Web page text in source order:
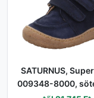
SATURNUS,
009348-8000,